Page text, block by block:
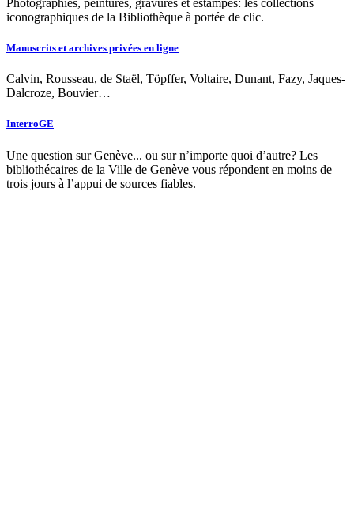
Photographies, peintures, gravures et estampes: les collections
iconographiques de la Bibliothèque à portée de clic.
Manuscrits et archives privées en ligne
Calvin, Rousseau, de Staël, Töpffer, Voltaire, Dunant, Fazy, Jaques-
Dalcroze, Bouvier…
InterroGE
Une question sur Genève... ou sur n’importe quoi d’autre? Les
bibliothécaires de la Ville de Genève vous répondent en moins de
trois jours à l’appui de sources fiables.